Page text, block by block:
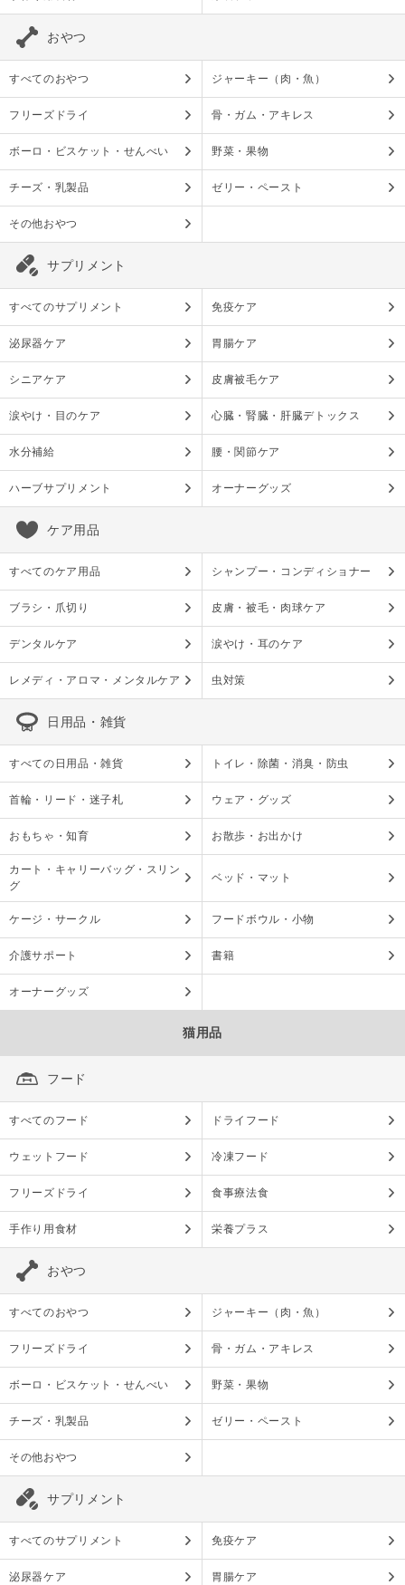
おやつ
すべてのおやつ ジャーキー（肉・魚）
フリーズドライ 骨・ガム・アキレス
ボーロ・ビスケット・せんべい 野菜・果物
チーズ・乳製品 ゼリー・ペースト
その他おやつ
サプリメント
すべてのサプリメント 免疫ケア
泌尿器ケア 胃腸ケア
シニアケア 皮膚被毛ケア
涙やけ・目のケア 心臓・腎臓・肝臓デトックス
水分補給 腰・関節ケア
ハーブサプリメント オーナーグッズ
ケア用品
すべてのケア用品 シャンプー・コンディショナー
ブラシ・爪切り 皮膚・被毛・肉球ケア
デンタルケア 涙やけ・耳のケア
レメディ・アロマ・メンタルケア 虫対策
日用品・雑貨
すべての日用品・雑貨 トイレ・除菌・消臭・防虫
首輪・リード・迷子札 ウェア・グッズ
おもちゃ・知育 お散歩・お出かけ
カート・キャリーバッグ・スリン
グ
ベッド・マット
ケージ・サークル フードボウル・小物
介護サポート 書籍
オーナーグッズ
猫用品
フード
すべてのフード ドライフード
ウェットフード 冷凍フード
フリーズドライ 食事療法食
手作り用食材 栄養プラス
おやつ
すべてのおやつ ジャーキー（肉・魚）
フリーズドライ 骨・ガム・アキレス
ボーロ・ビスケット・せんべい 野菜・果物
チーズ・乳製品 ゼリー・ペースト
その他おやつ
サプリメント
すべてのサプリメント 免疫ケア
泌尿器ケア 胃腸ケア